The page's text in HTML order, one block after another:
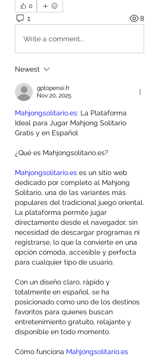
0
1 8
Write a comment...
Newest
gptopenai.fr
Nov 20, 2025
Mahjongsolitario.es: La Plataforma
Ideal para Jugar Mahjong Solitario
Gratis y en Español
¿Qué es Mahjongsolitario.es?
Mahjongsolitario.es es un sitio web
dedicado por completo al Mahjong
Solitario, una de las variantes más
populares del tradicional juego oriental.
La plataforma permite jugar
directamente desde el navegador, sin
necesidad de descargar programas ni
registrarse, lo que la convierte en una
opción cómoda, accesible y perfecta
para cualquier tipo de usuario.
Con un diseño claro, rápido y
totalmente en español, se ha
posicionado como uno de los destinos
favoritos para quienes buscan
entretenimiento gratuito, relajante y
disponible en todo momento.
Cómo funciona Mahjongsolitario.es